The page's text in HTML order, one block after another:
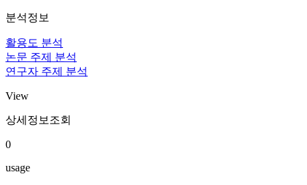
분석정보
활용도 분석
논문 주제 분석
연구자 주제 분석
View
상세정보조회
0
usage